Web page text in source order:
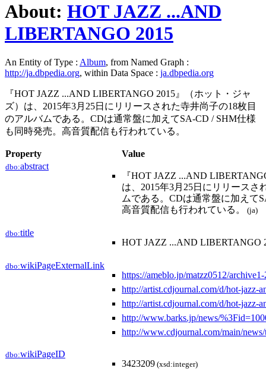
About: HOT JAZZ ...AND
LIBERTANGO 2015
An Entity of Type : Album, from Named Graph :
http://ja.dbpedia.org, within Data Space : ja.dbpedia.org
『HOT JAZZ ...AND LIBERTANGO 2015』（ホット・ジャ
ズ）は、2015年3月25日にリリースされた寺井尚子の18枚目
のアルバムである。CDは通常盤に加えてSA-CD / SHM仕様
も同時発売。高音質配信も行われている。
Property Value
dbo:abstract
『HOT JAZZ ...AND
は、2015年3月25日にリリースさ
ムである。CDは通常盤に加えて
高音質配信も行われている。
(ja)
dbo:title
HOT JAZZ ...AND LIBERTANGO
dbo:wikiPageExternalLink
https://ameblo.jp/matzz0512/
http://artist.cdjournal.com/d/hot-jazz-
http://artist.cdjournal.com/d/hot-jazz-
http://www.barks.jp/news/
http://www.cdjournal.com/main/
dbo:wikiPageID
3423209 (xsd:integer)